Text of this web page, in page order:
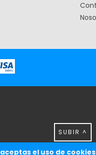
aceptas el uso de cookies
SUBIR ^